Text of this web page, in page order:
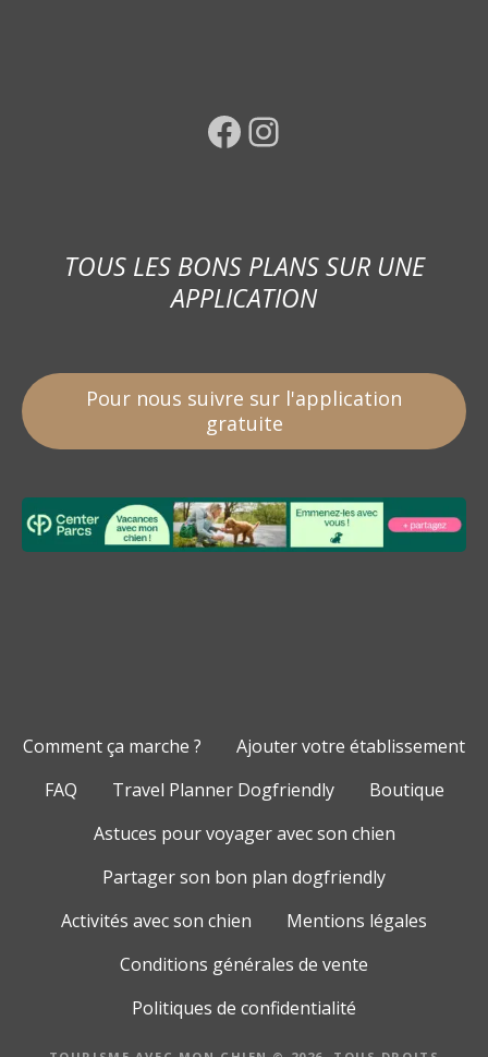
Facebook Instagram
TOUS LES BONS PLANS SUR UNE
APPLICATION
Pour nous suivre sur l'application
gratuite
Comment ça marche ?
Ajouter votre établissement
FAQ
Travel Planner Dogfriendly
Boutique
Astuces pour voyager avec son chien
Partager son bon plan dogfriendly
Activités avec son chien
Mentions légales
Conditions générales de vente
Politiques de confidentialité